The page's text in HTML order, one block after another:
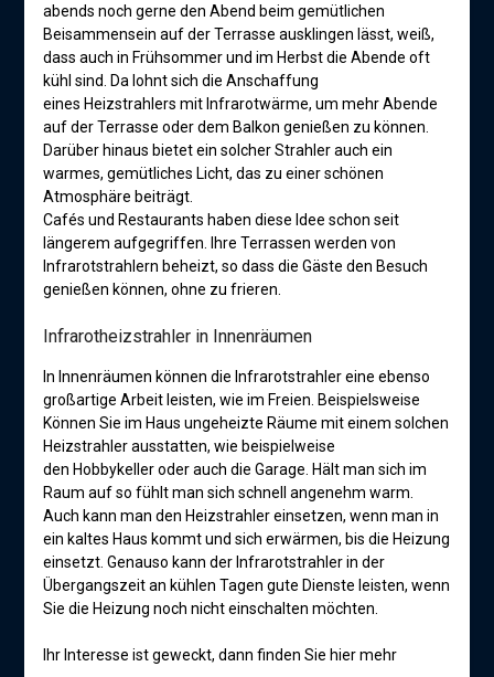
abends noch gerne den Abend beim gemütlichen
Beisammensein auf der Terrasse ausklingen lässt, weiß,
dass auch in Frühsommer und im Herbst die Abende oft
kühl sind. Da lohnt sich die Anschaffung
eines Heizstrahlers mit Infrarotwärme, um mehr Abende
auf der Terrasse oder dem Balkon genießen zu können.
Darüber hinaus bietet ein solcher Strahler auch ein
warmes, gemütliches Licht, das zu einer schönen
Atmosphäre beiträgt.
Cafés und Restaurants haben diese Idee schon seit
längerem aufgegriffen. Ihre Terrassen werden von
Infrarotstrahlern beheizt, so dass die Gäste den Besuch
genießen können, ohne zu frieren.
Infrarotheizstrahler in Innenräumen
In Innenräumen können die Infrarotstrahler eine ebenso
großartige Arbeit leisten, wie im Freien. Beispielsweise
Können Sie im Haus ungeheizte Räume mit einem solchen
Heizstrahler ausstatten, wie beispielweise
den Hobbykeller oder auch die Garage. Hält man sich im
Raum auf so fühlt man sich schnell angenehm warm.
Auch kann man den Heizstrahler einsetzen, wenn man in
ein kaltes Haus kommt und sich erwärmen, bis die Heizung
einsetzt. Genauso kann der Infrarotstrahler in der
Übergangszeit an kühlen Tagen gute Dienste leisten, wenn
Sie die Heizung noch nicht einschalten möchten.
Ihr Interesse ist geweckt, dann finden Sie hier mehr